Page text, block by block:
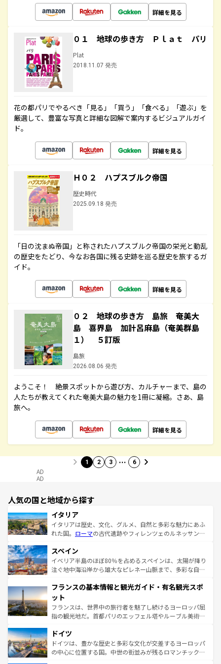
詳細を見る
０１ 地球の歩き方 Ｐｌａｔ パリ
Plat
2018.11.07 発売
花の都パリでやるべき「見る」「買う」「食べる」「遊ぶ」を
厳選して、豊富な写真と詳細な図解で案内するビジュアルガイ
ド。
詳細を見る
Ｈ０２ ハプスブルク帝国
歴史時代
2025.09.18 発売
「日の沈まぬ帝国」と称されたハプスブルク帝国の栄光と動乱
の歴史をたどり、今なお各国に残る史跡を巡る歴史を旅するガ
イド。
詳細を見る
０２ 地球の歩き方 島旅 奄美大
島 喜界島 加計呂麻島（奄美群島
１） ５訂版
島旅
2026.08.06 発売
ようこそ！ 絶景スポットから遊び方、カルチャーまで、島の
人たちが教えてくれた奄美大島の魅力を1冊に凝縮。さあ、島
旅へ。
詳細を見る
1 2 3 … 6
AD
AD
人気の国と地域から探す
イタリア
イタリアは歴史、文化、グルメ、自然と多彩な魅力にあふ
れた国。 ローマの古代遺跡やフィレンツェのルネッサンス
ろん、トスカーナの美しい田園風景やアマルフィ海岸の絶
景など、自然景観も見逃せない。観光の合間には、本場の
ピザやパスタなど、絶品のイタリア料理を堪能することも
ませてくれるイタリアで、忘れられない旅をしてみよう！
なお、新着のイタリア情報は
しい。
スペイン
イベリア半島のほぼ80％を占めるスペインは、太陽が降り
注ぐ地中海沿岸から雄大なピレネー山脈まで、多彩な自然
文化が根付くこの国では、情熱的なフラメンコ、熱気あふ
れる闘牛、そして美味しいタパスが生活の一部となってい
る。首都マドリードの洗練された雰囲気や、バルセロナの
アートに溢れた街角から、地方では古代ローマ遺跡や中世
せる。地方によって風土や気候が異なるスペインはその個
性で訪れる人を魅了する。 なお、新着のスペイン情報は コ
ンテンツ一覧を参照してほしい。
フランスの基本情報と観光ガイド・有名観光スポ
ット
フランスは、世界中の旅行者を魅了し続けるヨーロッパ屈
指の観光地だ。首都パリのエッフェル塔やルーブル美術館
で、幅広い魅力が詰まっている。華麗な宮殿、歴史的な大
聖堂、美しいビーチ、そして豊かな自然が、訪れる者を心
から魅了する。また、フランスは美食の国としても知ら
ドイツ
ドイツは、豊かな歴史と多彩な文化が交差するヨーロッパ
の中心に位置する国。中世の街並みが残るロマンチック街